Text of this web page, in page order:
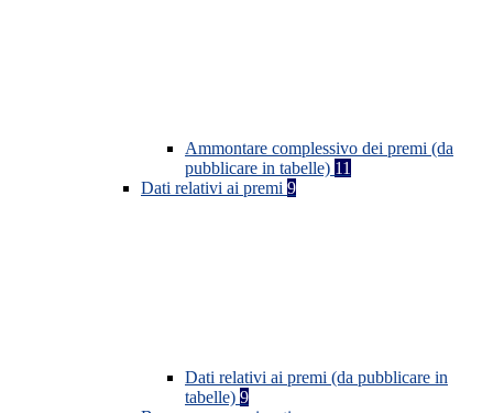
Ammontare complessivo dei premi (da
pubblicare in tabelle) 11
Dati relativi ai premi 9
Dati relativi ai premi (da pubblicare in
tabelle) 9